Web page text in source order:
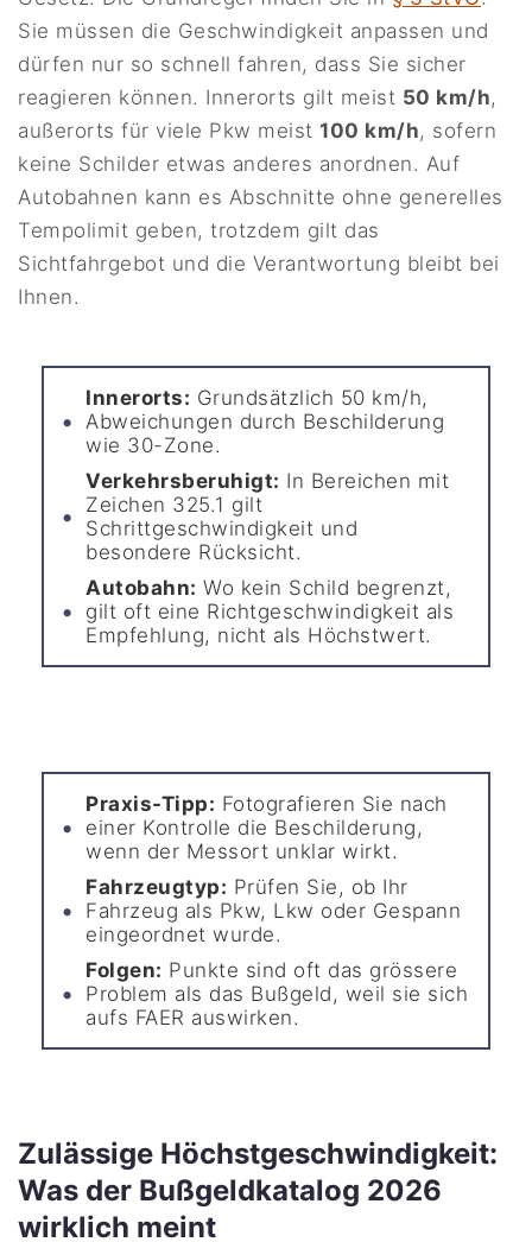
Sie müssen die Geschwindigkeit anpassen und
dürfen nur so schnell fahren, dass Sie sicher
reagieren können. Innerorts gilt meist 50 km/h,
außerorts für viele Pkw meist100 km/h, sofern
keine Schilder etwas anderes anordnen. Auf
Autobahnen kann es Abschnitte ohne generelles
Tempolimit geben, trotzdem gilt das
Sichtfahrgebot und die Verantwortung bleibt bei
Ihnen.
Innerorts: Grundsätzlich 50 km/h,
Abweichungen durch Beschilderung
wie 30-Zone.
Verkehrsberuhigt: In Bereichen mit
Zeichen 325.1 gilt
Schrittgeschwindigkeit und
besondere Rücksicht.
Autobahn: Wo kein Schild begrenzt,
gilt oft eine Richtgeschwindigkeit als
Empfehlung, nicht als Höchstwert.
Praxis-Tipp: Fotografieren Sie nach
einer Kontrolle die Beschilderung,
wenn der Messort unklar wirkt.
Fahrzeugtyp: Prüfen Sie, ob Ihr
Fahrzeug als Pkw, Lkw oder Gespann
eingeordnet wurde.
Folgen: Punkte sind oft das grössere
Problem als das Bußgeld, weil sie sich
aufs FAER auswirken.
Zulässige Höchstgeschwindigkeit:
Was der Bußgeldkatalog 2026
wirklich meint